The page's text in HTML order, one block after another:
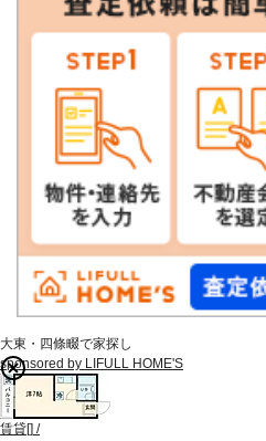
大東・四條畷で家探し
sponsored by LIFULL HOME'S
賃貸[] /